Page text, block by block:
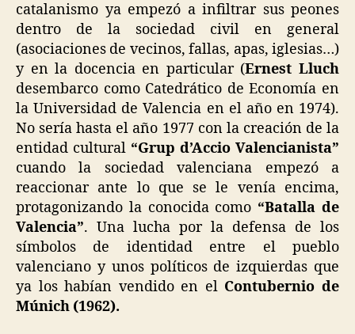
catalanismo ya empezó a infiltrar sus peones
dentro de la sociedad civil en general
(asociaciones de vecinos, fallas, apas, iglesias…)
y en la docencia en particular (Ernest Lluch
desembarco como Catedrático de Economía en
la Universidad de Valencia en el año en 1974).
No sería hasta el año 1977 con la creación de la
entidad cultural “Grup d’Accio Valencianista”
cuando la sociedad valenciana empezó a
reaccionar ante lo que se le venía encima,
protagonizando la conocida como “Batalla de
Valencia”. Una lucha por la defensa de los
símbolos de identidad entre el pueblo
valenciano y unos políticos de izquierdas que
ya los habían vendido en el Contubernio de
Múnich (1962).